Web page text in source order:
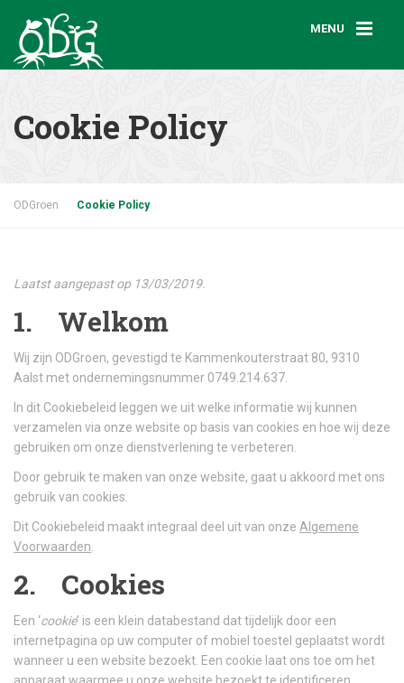
MENU
Cookie Policy
ODGroen Cookie Policy
Laatst aangepast op 13/03/2019.
1. Welkom
Wij zijn ODGroen, gevestigd te Kammenkouterstraat 80, 9310
Aalst met ondernemingsnummer 0749.214.637.
In dit Cookiebeleid leggen we uit welke informatie wij kunnen
verzamelen via onze website op basis van cookies en hoe wij deze
gebruiken om onze dienstverlening te verbeteren.
Door gebruik te maken van onze website, gaat u akkoord met ons
gebruik van cookies.
Dit Cookiebeleid maakt integraal deel uit van onze Algemene
Voorwaarden
2. Cookies
Een ‘cookie’ is een klein databestand dat tijdelijk door een
internetpagina op uw computer of mobiel toestel geplaatst wordt
wanneer u een website bezoekt. Een cookie laat ons toe om het